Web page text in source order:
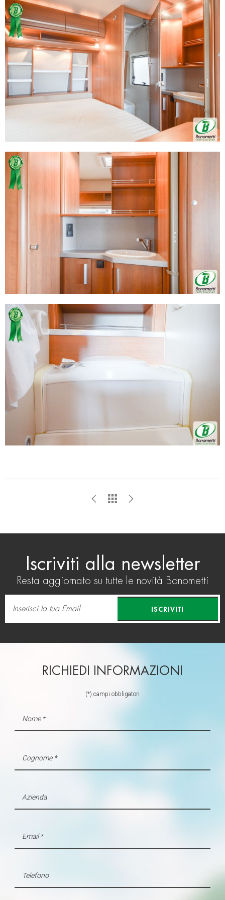
Utilizziamo i cookie per personalizzare contenuti ed
annunci, per fornire funzionalità dei social media e per
analizzare il nostro traffico. Condividiamo inoltre
informazioni sul modo in cui utilizza il nostro sito con i
nostri partner che si occupano di analisi dei dati web,
pubblicità e social media, i quali potrebbero combinarle
con altre informazioni che ha fornito loro o che hanno
raccolto dal suo utilizzo dei loro servizi.
Iscriviti alla newsletter
Resta aggiornato su tutte le novità Bonometti
ISCRIVITI
RICHIEDI INFORMAZIONI
(*) campi obbligatori